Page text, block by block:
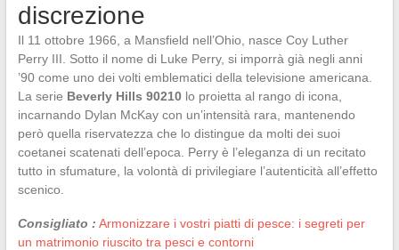
discrezione
Il 11 ottobre 1966, a Mansfield nell’Ohio, nasce Coy Luther
Perry III. Sotto il nome di Luke Perry, si imporrà già negli anni
’90 come uno dei volti emblematici della televisione americana.
La serie Beverly Hills 90210lo proietta al rango di icona,
incarnando Dylan McKay con un’intensità rara, mantenendo
però quella riservatezza che lo distingue da molti dei suoi
coetanei scatenati dell’epoca. Perry è l’eleganza di un recitato
tutto in sfumature, la volontà di privilegiare l’autenticità all’effetto
scenico.
Consigliato : Armonizzare i vostri piatti di pesce: i segreti per
un matrimonio riuscito tra pesci e contorni